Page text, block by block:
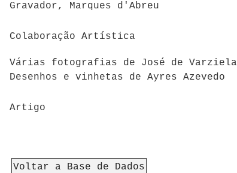
Gravador, Marques d'Abreu
Colaboração Artística
Várias fotografias de José de Varziela
Desenhos e vinhetas de Ayres Azevedo
Artigo
Voltar a Base de Dados